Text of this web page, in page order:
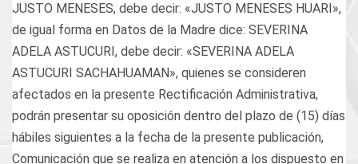
JUSTO MENESES, debe decir: «JUSTO MENESES HUARI»,
de igual forma en Datos de la Madre dice: SEVERINA
ADELA ASTUCURI, debe decir: «SEVERINA ADELA
ASTUCURI SACHAHUAMAN», quienes se consideren
afectados en la presente Rectificación Administrativa,
podrán presentar su oposición dentro del plazo de (15) días
hábiles siguientes a la fecha de la presente publicación,
Comunicación que se realiza en atención a los dispuesto en